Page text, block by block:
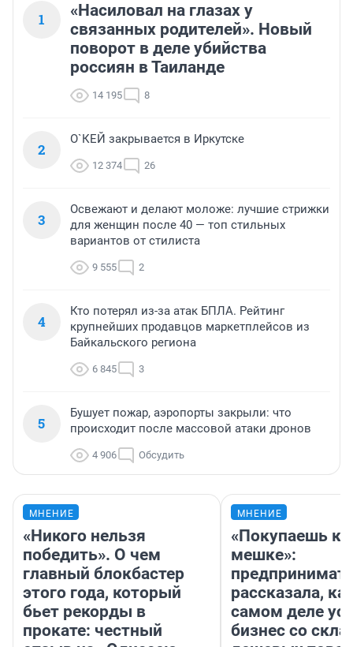
1
«Насиловал на глазах у
связанных родителей». Новый
поворот в деле убийства
россиян в Таиланде
14 195 8
2
О`КЕЙ закрывается в Иркутске
12 374 26
3
Освежают и делают моложе: лучшие стрижки
для женщин после 40 — топ стильных
вариантов от стилиста
9 555 2
4
Кто потерял из-за атак БПЛА. Рейтинг
крупнейших продавцов маркетплейсов из
Байкальского региона
6 845 3
5
Бушует пожар, аэропорты закрыли: что
происходит после массовой атаки дронов
4 906 Обсудить
МНЕНИЕ
«Никого нельзя
победить». О чем
главный блокбастер
этого года, который
бьет рекорды в
прокате: честный
МНЕНИЕ
«Покупаешь
мешке»:
рассказала,
самом деле
бизнес со